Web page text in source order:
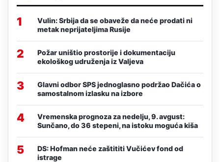
1
Vulin: Srbija da se obaveže da neće prodati ni
metak neprijateljima Rusije
2
Požar uništio prostorije i dokumentaciju
ekološkog udruženja iz Valjeva
3
Glavni odbor SPS jednoglasno podržao Dačića o
samostalnom izlasku na izbore
4
Vremenska prognoza za nedelju, 9. avgust:
Sunčano, do 36 stepeni, na istoku moguća kiša
5
DS: Hofman neće zaštititi Vučićev fond od
istrage